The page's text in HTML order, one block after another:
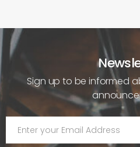
Sign up to be informed